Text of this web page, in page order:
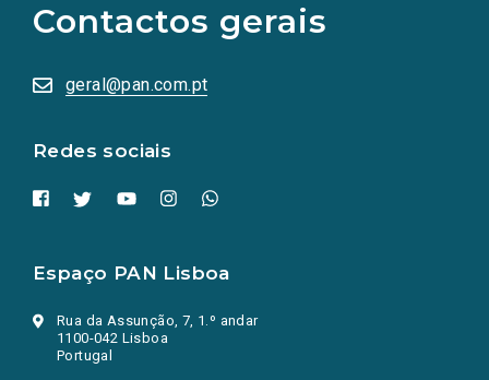
Contactos gerais
geral@pan.com.pt
Redes sociais
redes
sociais
numa
nova
Espaço PAN Lisboa
Rua da Assunção, 7, 1.º andar
1100-042 Lisboa
Portugal